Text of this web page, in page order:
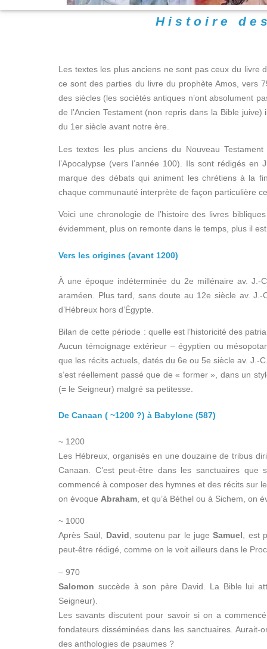
Histoire
Les textes les plus anciens ne sont pas ceux du livre
ce sont des parties du livre du prophète Amos, vers
des siècles (les sociétés antiques n’ont absolument
de l’Ancien Testament (non repris dans la Bible
du 1er siècle avant notre ère.
Les textes les plus anciens du Nouveau
l’Apocalypse (vers l’année 100). Ils sont rédigés
marque des débats qui animent les chrétiens à la
chaque communauté interprète de façon particulière
Voici une chronologie de l’histoire des livres
évidemment, plus on remonte dans le temps, plus il
Vers les origines (avant 1200)
À une époque indéterminée du 2e millénaire av.
araméen. Plus tard, sans doute au 12e siècle av.
d’Hébreux hors d’Égypte.
Bilan de cette période : quelle est l’historicité des
Aucun témoignage extérieur – égyptien ou
que les récits actuels, datés du 6e ou 5e siècle av. J.-
s’est réellement passé que de « former », dans un
(= le Seigneur) malgré sa petitesse.
De Canaan ( ~1200 ?) à Babylone (587)
~ 1200
Les Hébreux, organisés en une douzaine de tribus
Canaan. C’est peut-être dans les sanctuaires que
commencé à composer des hymnes et des récits sur
on évoque Abraham , et qu’à Béthel ou à Sichem, on
~ 1000
Après Saül,
David , soutenu par le jugeSamuel , est
peut-être rédigé, comme on le voit ailleurs dans le
– 970
Salomon succède à son père David. La Bible lui
Seigneur).
Les savants discutent pour savoir si on a
fondateurs disséminées dans les sanctuaires.
des anthologies de psaumes ?